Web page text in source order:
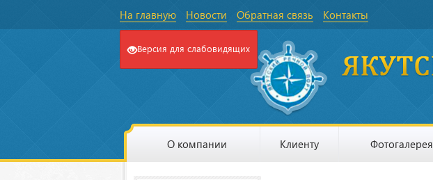
На главную Новости Обратная связь Контакты
Версия для слабовидящих
О компании Клиенту Фотогалерея